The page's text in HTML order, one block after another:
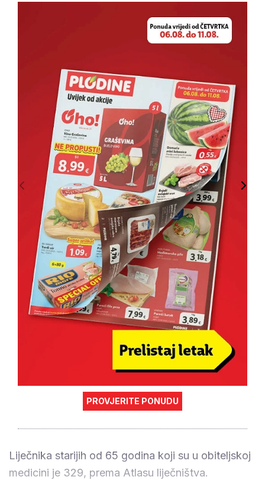
PROVJERITE PONUDU
Liječnika starijih od 65 godina koji su u obiteljskoj
medicini je 329, prema Atlasu liječništva.